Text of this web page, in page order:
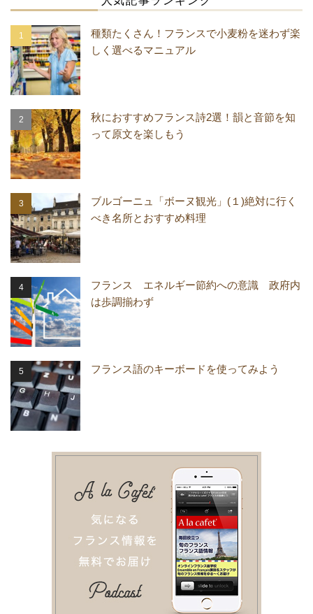
種類たくさん！フランスで小麦粉を迷わず楽
しく選べるマニュアル
秋におすすめフランス詩2選！韻と音節を知
って原文を楽しもう
ブルゴーニュ「ボーヌ観光」(１)絶対に行く
べき名所とおすすめ料理
フランス エネルギー節約への意識 政府内
は歩調揃わず
フランス語のキーボードを使ってみよう